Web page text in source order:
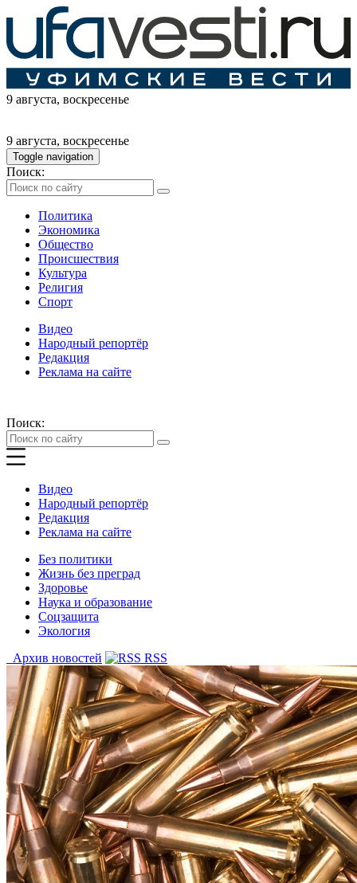
9 августа, воскресенье
9 августа, воскресенье
Toggle navigation
Поиск:
Политика
Экономика
Общество
Происшествия
Культура
Религия
Спорт
Видео
Народный репортёр
Редакция
Реклама на сайте
Поиск:
Видео
Народный репортёр
Редакция
Реклама на сайте
Без политики
Жизнь без преград
Здоровье
Наука и образование
Соцзащита
Экология
Архив новостей
RSS